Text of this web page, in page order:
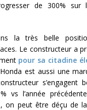
de 300%
la très belle
Le constructeur a
pour sa citadine
est aussi une
s’engagent
vs l’année
on peut être déçu de